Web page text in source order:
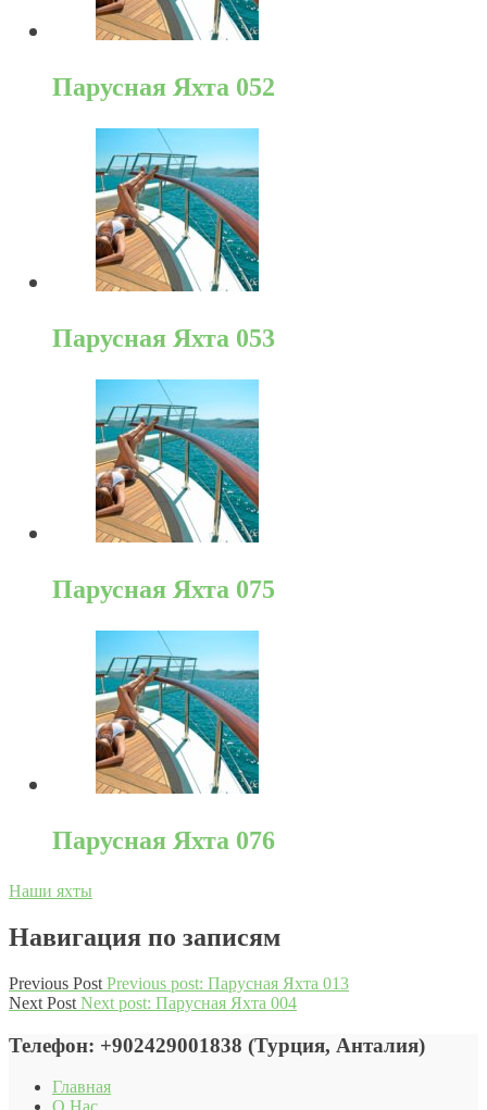
Парусная Яхта 052
Парусная Яхта 053
Парусная Яхта 075
Парусная Яхта 076
Наши яхты
Навигация по записям
Previous Post Previous post: Парусная Яхта 013
Next Post Next post: Парусная Яхта 004
Телефон: +902429001838 (Турция, Анталия)
Главная